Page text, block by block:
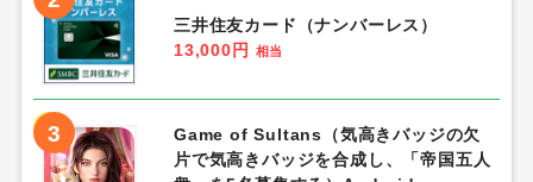
三井住友カード（ナンバーレス）
13,000円
相当
3
Game of Sultans（気高きバッジの欠
片で気高きバッジを合成し、「帝国五人